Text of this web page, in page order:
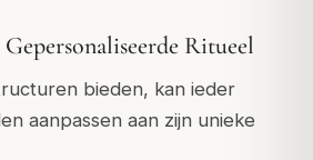
Ritueel
bieden, kan ieder
aanpassen aan zijn unieke